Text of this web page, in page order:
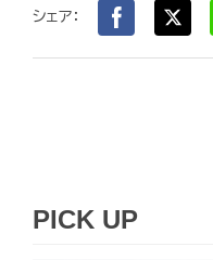
シェア：
PICK UP